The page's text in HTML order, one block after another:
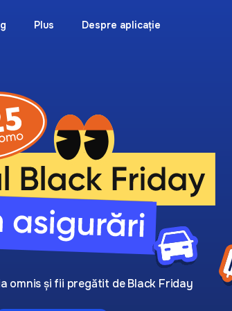
Plus Despre aplicație
omnis și fii pregătit de Black Friday